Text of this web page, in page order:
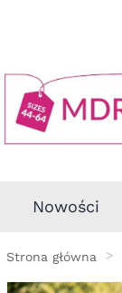
Nowości
Strona główna